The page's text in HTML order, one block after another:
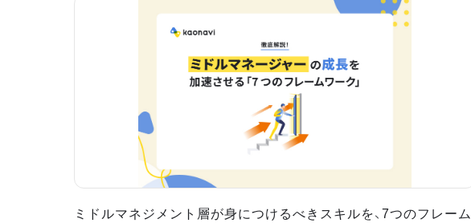
ミドルマネジメント層が身につけるべきスキルを、7つのフレーム